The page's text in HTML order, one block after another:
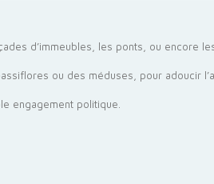
d’immeubles, les ponts, ou encore
ou des méduses, pour adoucir
engagement politique.